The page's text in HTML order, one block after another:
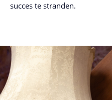
succes te stranden.